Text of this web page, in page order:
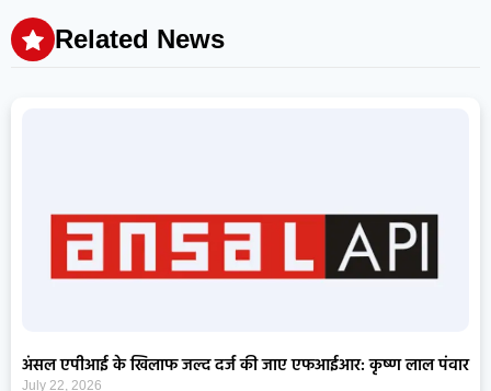
Related News
अंसल एपीआई के खिलाफ जल्द दर्ज की जाए एफआईआर: कृष्ण लाल पंवार
July 22, 2026